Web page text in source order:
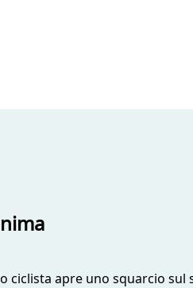
ciclista apre uno squarcio